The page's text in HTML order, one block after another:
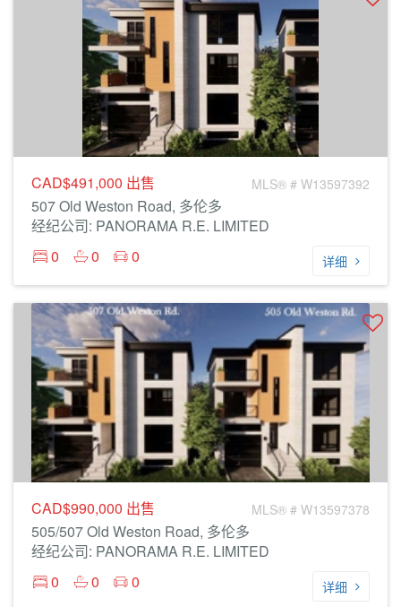
CAD$491,000 出售 MLS® # W13597392
507 Old Weston Road, 多伦多
经纪公司: PANORAMA R.E. LIMITED
0
0 0 详细
CAD$990,000 出售 MLS® # W13597378
505/507 Old Weston Road, 多伦多
经纪公司: PANORAMA R.E. LIMITED
0
0 0 详细